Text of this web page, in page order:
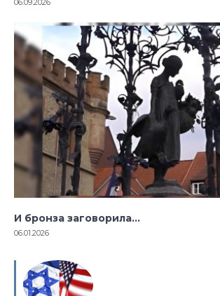
06.09.2026
И бронза заговорила…
06.01.2026